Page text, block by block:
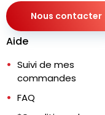
Nous contacter
Aide
Suivi de mes
commandes
FAQ